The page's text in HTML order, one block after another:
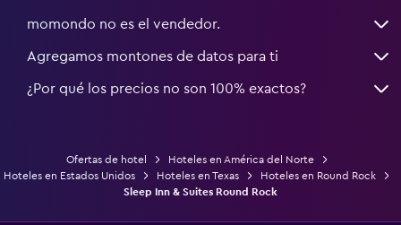
momondo no es el vendedor.
Agregamos montones de datos para ti
¿Por qué los precios no son 100% exactos?
Ofertas de hotel
Hoteles en América del Norte
Hoteles en Estados Unidos
Hoteles en Texas
Hoteles en Round Rock
Sleep Inn & Suites Round Rock